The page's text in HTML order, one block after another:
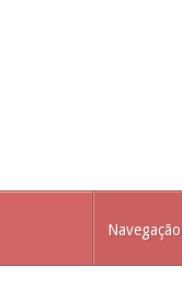
Navegação